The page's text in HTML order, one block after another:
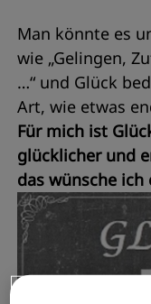
Man könnte es
wie „Gelingen,
…“ und Glück
Art, wie etwas
Für mich ist
glücklicher und
das wünsche ich